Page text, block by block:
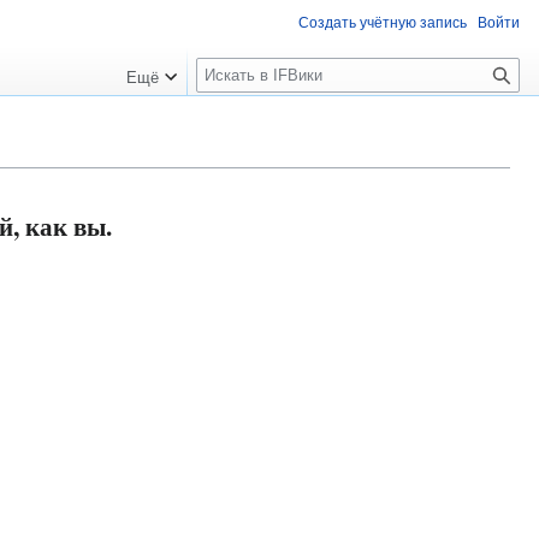
как вы.
Создать учётную запись Войти
Ещё
П
о
к